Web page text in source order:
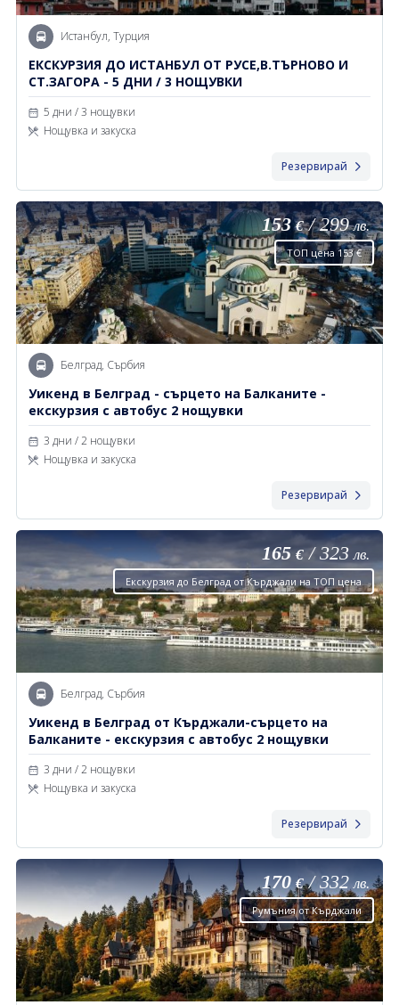
Истанбул, Турция
ЕКСКУРЗИЯ ДО ИСТАНБУЛ ОТ РУСЕ,В.ТЪРНОВО И
СТ.ЗАГОРА - 5 ДНИ / 3 НОЩУВКИ
5 дни / 3 нощувки
Нощувка и закуска
Резервирай
ТОП цена 153 €
153 €/299 лв.
Белград, Сърбия
Уикенд в Белград - сърцето на Балканите -
екскурзия с автобус 2 нощувки
3 дни / 2 нощувки
Нощувка и закуска
Резервирай
Екскурзия до Белград от Кърджали на ТОП цена
165 €/323 лв.
Белград, Сърбия
Уикенд в Белград от Кърджали-сърцето на
Балканите - екскурзия с автобус 2 нощувки
3 дни / 2 нощувки
Нощувка и закуска
Резервирай
Румъния от Кърджали
170 €/332 лв.